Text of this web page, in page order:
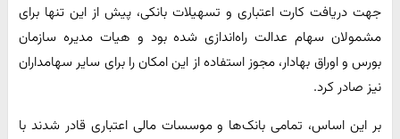
جهت دریافت کارت اعتباری و تسهیلات بانکی، پیش از این تنها برای
مشمولان سهام عدالت راه‌اندازی شده بود و هیات مدیره سازمان
بورس و اوراق بهادار، مجوز استفاده از این امکان را برای سایر سهامداران
نیز صادر کرد.
بر این اساس، تمامی بانک‌ها و موسسات مالی اعتباری قادر شدند با